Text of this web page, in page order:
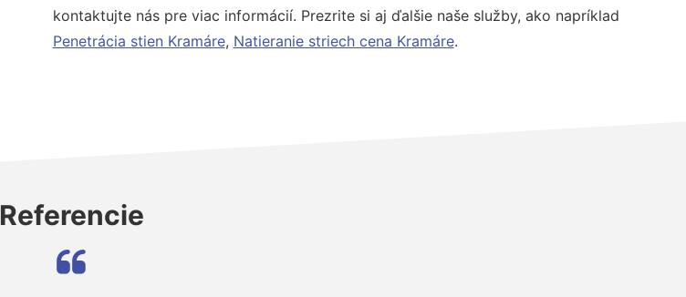
kontaktujte nás pre viac informácií. Prezrite si aj ďalšie naše služby, ako napríklad
Penetrácia stien Kramáre, Natieranie striech cena Kramáre.
Referencie